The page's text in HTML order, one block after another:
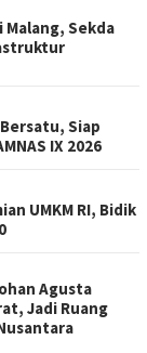
Sekda
Siap
IX 2026
UMKM RI, Bidik
Agusta
Jadi Ruang